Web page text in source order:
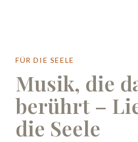
FÜR DIE SEELE
Musik, die
berührt –
die Seele